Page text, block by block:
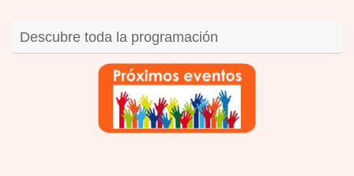
Descubre toda la programación